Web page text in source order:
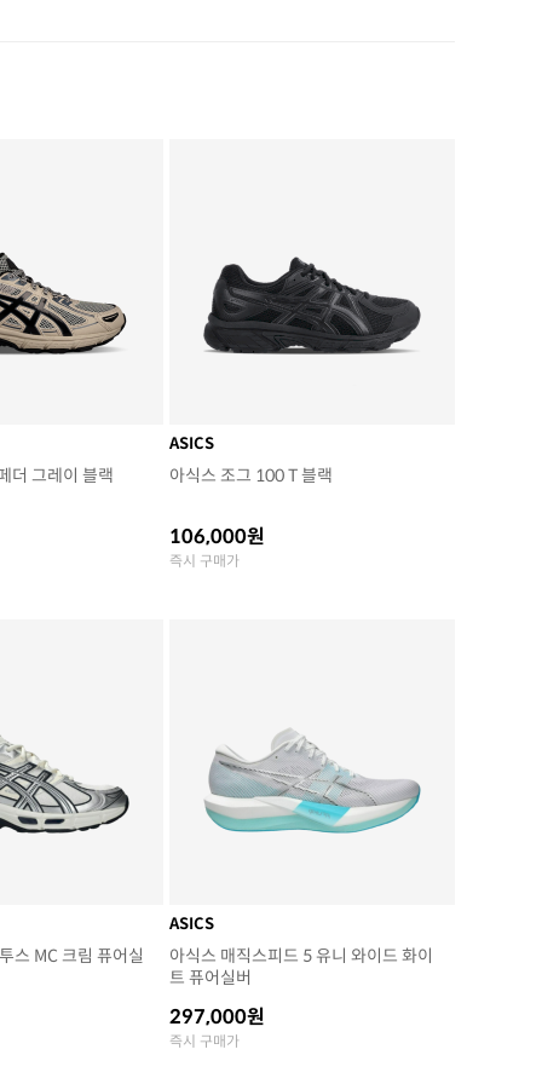
더 그레이 블랙
ASICS
아식스 조그 100 T 블랙
106,000원
즉시 구매가
스 MC 크림 퓨어실
ASICS
아식스 매직스피드 5 유니 와이드 화이
트 퓨어실버
297,000원
즉시 구매가